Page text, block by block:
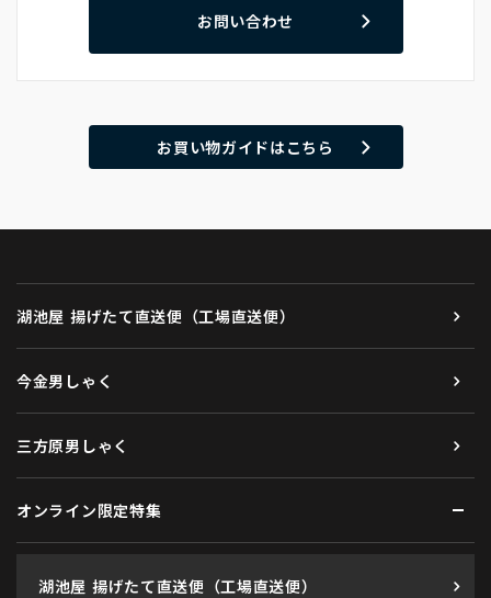
お問い合わせ
お買い物ガイドはこちら
湖池屋 揚げたて直送便（工場直送便）
今金男しゃく
三方原男しゃく
オンライン限定特集
湖池屋 揚げたて直送便（工場直送便）